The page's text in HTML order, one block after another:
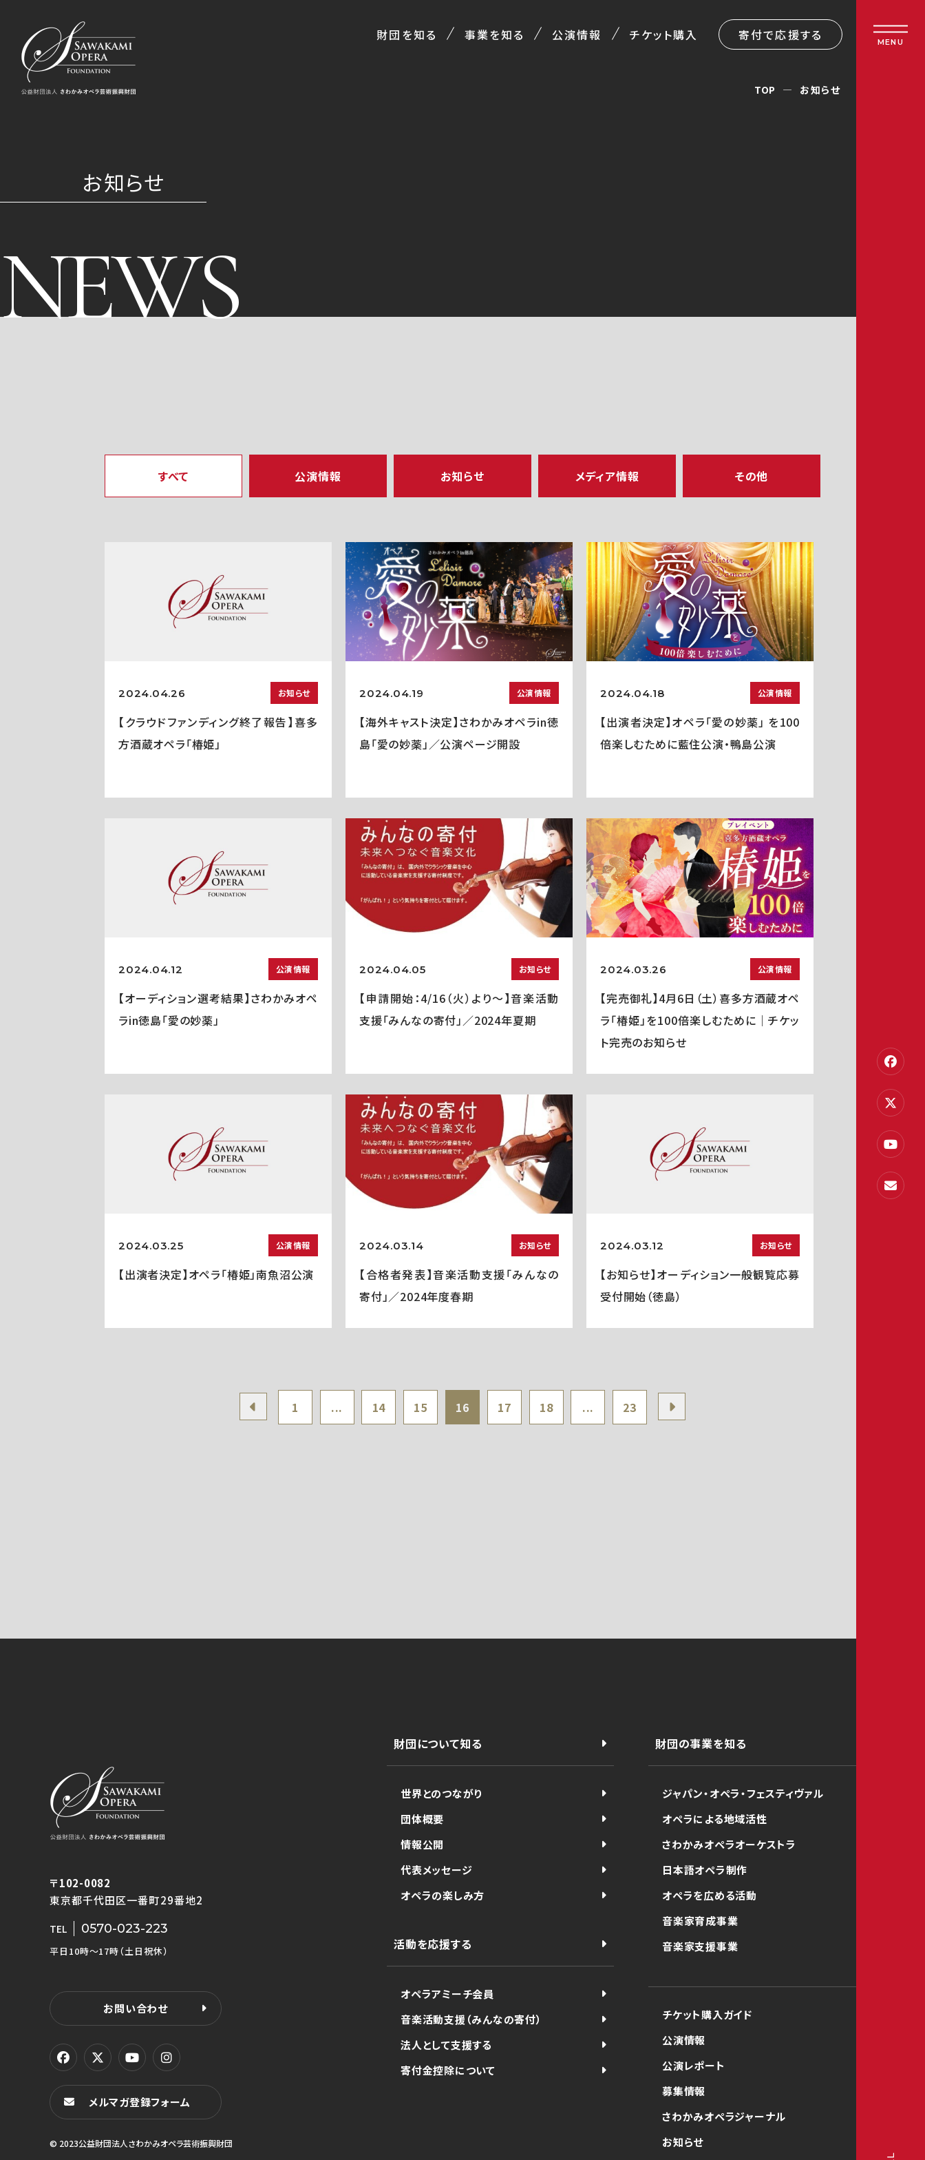
財団を知る 事業を知る 公演情報 チケット購入 寄付で応援する MENU
お知らせ
NEWS
TOP お知らせ
すべて 公演情報 お知らせ メディア情報 その他
2024.04.26 お知らせ
【クラウドファンディング終了報告】喜多
方酒蔵オペラ「椿姫」
2024.04.19 公演情報
【海外キャスト決定】さわかみオペラin徳
島「愛の妙薬」／公演ページ開設
2024.04.18 公演情報
【出演者決定】オペラ「愛の妙薬」 を100
倍楽しむために藍住公演・鴨島公演
2024.04.12 公演情報
【オーディション選考結果】さわかみオペ
ラin徳島「愛の妙薬」
2024.04.05 お知らせ
【申請開始：4/16（火）より～】音楽活動
支援「みんなの寄付」／2024年夏期
2024.03.26 公演情報
【完売御礼】4月6日（土）喜多方酒蔵オペ
ラ「椿姫」を100倍楽しむために｜チケッ
ト完売のお知らせ
2024.03.25 公演情報
【出演者決定】オペラ「椿姫」南魚沼公演
2024.03.14 お知らせ
【合格者発表】音楽活動支援「みんなの
寄付」／2024年度春期
2024.03.12 お知らせ
【お知らせ】オーディション一般観覧応募
受付開始（徳島）
1 ... 14 15 16 17 18 ... 23
〒102-0082
東京都千代田区一番町29番地2
TEL 0570-023-223
平日10時〜17時（土日祝休）
お問い合わせ
メルマガ登録フォーム
© 2023公益財団法人さわかみオペラ芸術振興財団
財団について知る
世界とのつながり
団体概要
情報公開
代表メッセージ
オペラの楽しみ方
活動を応援する
オペラアミーチ会員
音楽活動支援（みんなの寄付）
法人として支援する
寄付金控除について
財団の事業を知る
ジャパン・オペラ・フェスティヴァル
オペラによる地域活性
さわかみオペラオーケストラ
日本語オペラ制作
オペラを広める活動
音楽家育成事業
音楽家支援事業
チケット購入ガイド
公演情報
公演レポート
募集情報
さわかみオペラジャーナル
お知らせ